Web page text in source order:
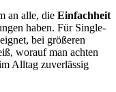
an alle, die Einfachheit
haben. Für Single-
bei größeren
worauf man achten
Alltag zuverlässig